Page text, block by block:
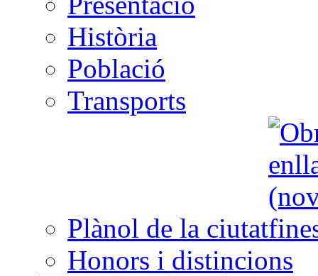
Història
Població
Transports
Plànol de la ciutat
Honors i distincions